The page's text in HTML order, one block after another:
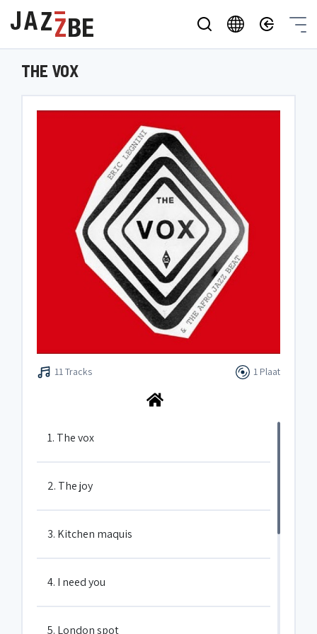
THE VOX
11 Tracks 1 Plaat
1. The vox
2. The joy
3. Kitchen maquis
4. I need you
5. London spot